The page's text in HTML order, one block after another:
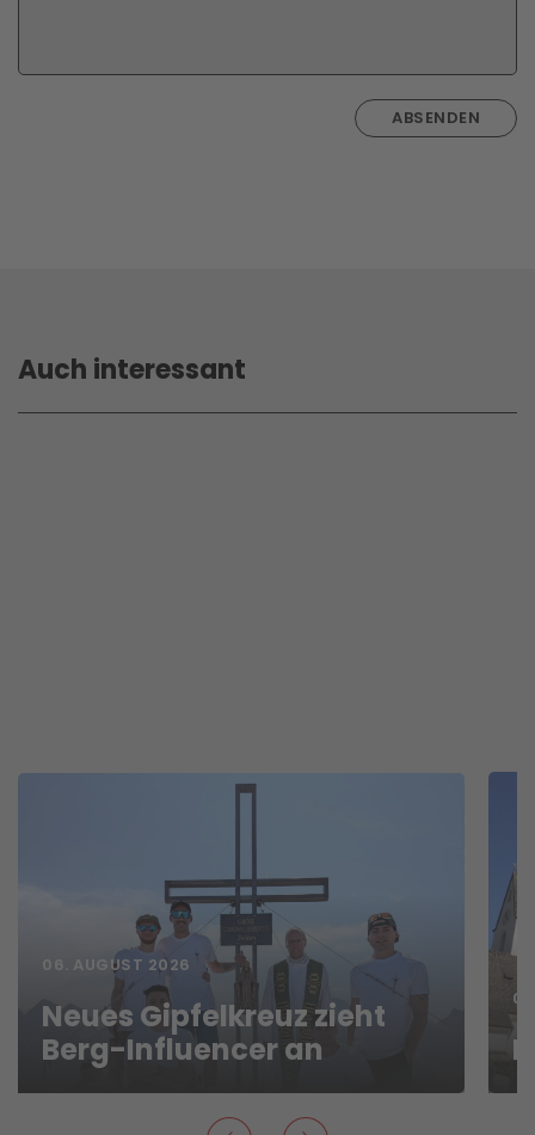
ABSENDEN
Auch interessant
06. AUGUST 2026
Neues Gipfelkreuz zieht
Berg-Influencer an